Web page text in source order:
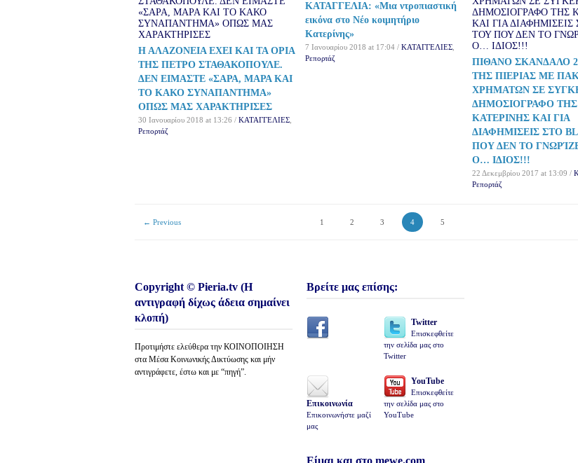
Η ΑΛΑΖΟΝΕΙΑ ΕΧΕΙ ΚΑΙ ΤΑ ΟΡΙΑ
ΤΗΣ ΠΕΤΡΟ ΣΤΑΘΑΚΟΠΟΥΛΕ.
ΔΕΝ ΕΙΜΑΣΤΕ «ΣΑΡΑ, ΜΑΡΑ ΚΑΙ
ΤΟ ΚΑΚΟ ΣΥΝΑΠΑΝΤΗΜΑ»
ΟΠΩΣ ΜΑΣ ΧΑΡΑΚΤΗΡΙΣΕΣ
30 Ιανουαρίου 2018 at 13:26 / ΚΑΤΑΓΓΕΛΙΕΣ
Ρεπορτάζ
ΚΑΤΑΓΓΕΛΙΑ: «Μια ντροπιαστική
εικόνα στο Νέο κοιμητήριο
Κατερίνης»
7 Ιανουαρίου 2018 at 17:04 / ΚΑΤΑΓΓΕΛΙΕΣ
Ρεπορτάζ
ΠΙΘΑΝΟ ΣΚΑΝΔΑΛΟ
ΤΗΣ ΠΙΕΡΙΑΣ ΜΕ
ΧΡΗΜΑΤΩΝ ΣΕ
ΔΗΜΟΣΙΟΓΡΑΦΟ ΤΗΣ
ΚΑΤΕΡΙΝΗΣ ΚΑΙ ΓΙΑ
ΔΙΑΦΗΜΙΣΕΙΣ ΣΤΟ
ΠΟΥ ΔΕΝ ΤΟ
Ο… ΙΔΙΟΣ!!!
22 Δεκεμβρίου 2017 at 13:09 /
Ρεπορτάζ
← Previous 1 2 3 4 5
Copyright © Pieria.tv (Η
αντιγραφή δίχως άδεια σημαίνει
κλοπή)
Προτιμήστε ελεύθερα την ΚΟΙΝΟΠΟΙΗΣΗ
στα Μέσα Κοινωνικής Δικτύωσης και μήν
αντιγράφετε, έστω και με “πηγή”.
Βρείτε μας επίσης:
Twitter
Επισκεφθείτε
την σελίδα μας στο
Twitter
Επικοινωνία
Επικοινωνήστε μαζί
μας
YouTube
Επισκεφθείτε
την σελίδα μας στο
YouTube
Είμαι και στο mewe.com